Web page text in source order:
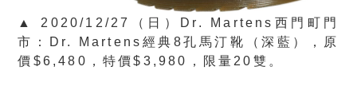
▲ 2020/12/27（日）Dr. Martens西門町門
市：Dr. Martens經典8孔馬汀靴（深藍），原
價$6,480，特價$3,980，限量20雙。